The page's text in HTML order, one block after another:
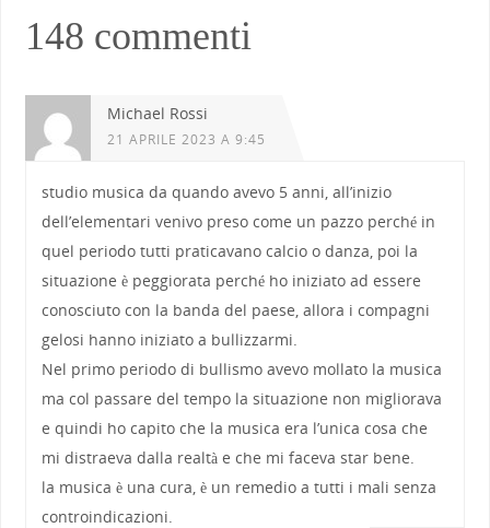
148 commenti
Michael Rossi
21 APRILE 2023 A 9:45
studio musica da quando avevo 5 anni, all’inizio
dell’elementari venivo preso come un pazzo perché in
quel periodo tutti praticavano calcio o danza, poi la
situazione è peggiorata perché ho iniziato ad essere
conosciuto con la banda del paese, allora i compagni
gelosi hanno iniziato a bullizzarmi.
Nel primo periodo di bullismo avevo mollato la musica
ma col passare del tempo la situazione non migliorava
e quindi ho capito che la musica era l’unica cosa che
mi distraeva dalla realtà e che mi faceva star bene.
la musica è una cura, è un remedio a tutti i mali senza
controindicazioni.